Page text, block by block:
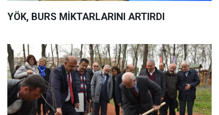
YÖK, BURS MİKTARLARINI ARTIRDI